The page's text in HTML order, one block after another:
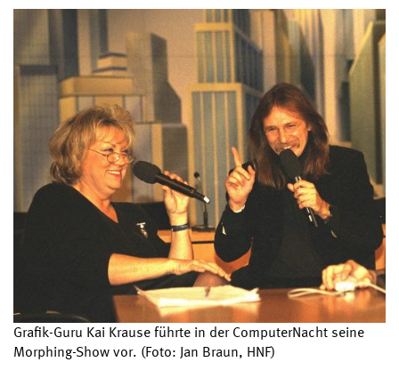
Grafik-Guru Kai Krause führte in der ComputerNacht seine
Morphing-Show vor. (Foto: Jan Braun, HNF)